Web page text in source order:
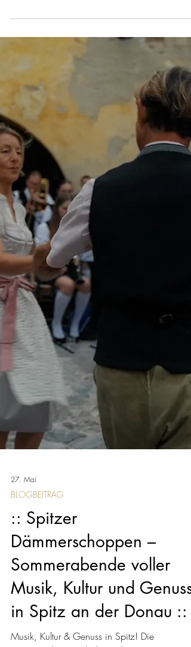
magisches Erlebnis ::
Am 20. Juni 2026 erwartet Sie eines der
imposantesten und stimmungsvollsten Feste des
Sommers: die Wachauer Sonnenwende in
Spitz
27. Mai
BLOGBEITRAG
:: Spitzer